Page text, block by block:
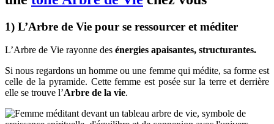
1) L’Arbre de Vie pour se ressourcer et méditer
L’Arbre de Vie rayonne des énergies apaisantes, structurantes.
Si nous regardons un homme ou une femme qui médite, sa forme est
celle de la pyramide. Cette femme est posée sur la terre et derrière
elle se trouve l’Arbre de la vie.